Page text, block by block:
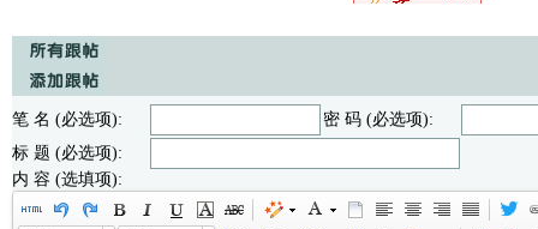
笔 名 (必选项):
密 码 (必选项):
标 题 (必选项):
内 容 (选填项):